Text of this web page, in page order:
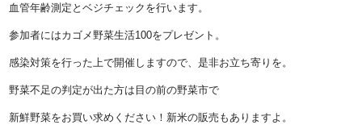
血管年齢測定とベジチェックを行います。
参加者にはカゴメ野菜生活100をプレゼント。
感染対策を行った上で開催しますので、是非お立ち寄りを。
野菜不足の判定が出た方は目の前の野菜市で
新鮮野菜をお買い求めください！新米の販売もありますよ。